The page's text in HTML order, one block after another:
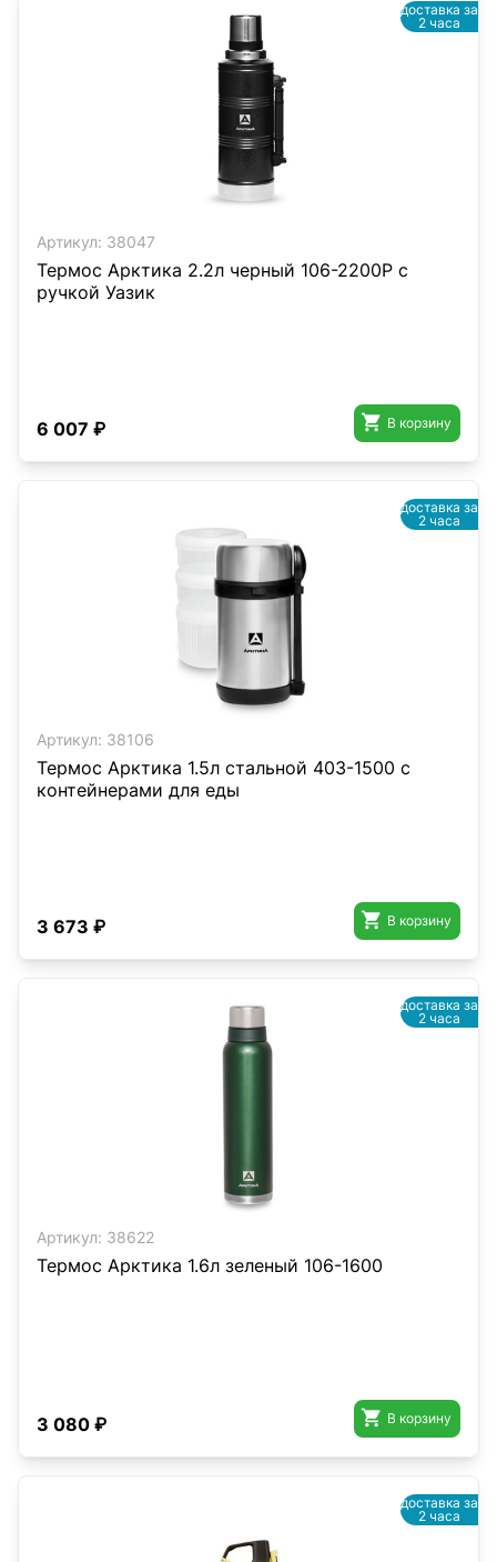
Артикул: 38047
Термос Арктика 2.2л черный 106-2200Р с
ручкой Уазик
6 007 ₽  В корзину
доставка за
2 часа
Артикул: 38106
Термос Арктика 1.5л стальной 403-1500 с
контейнерами для еды
3 673 ₽  В корзину
доставка за
2 часа
Артикул: 38622
Термос Арктика 1.6л зеленый 106-1600
3 080 ₽  В корзину
доставка за
2 часа
доставка за
2 часа